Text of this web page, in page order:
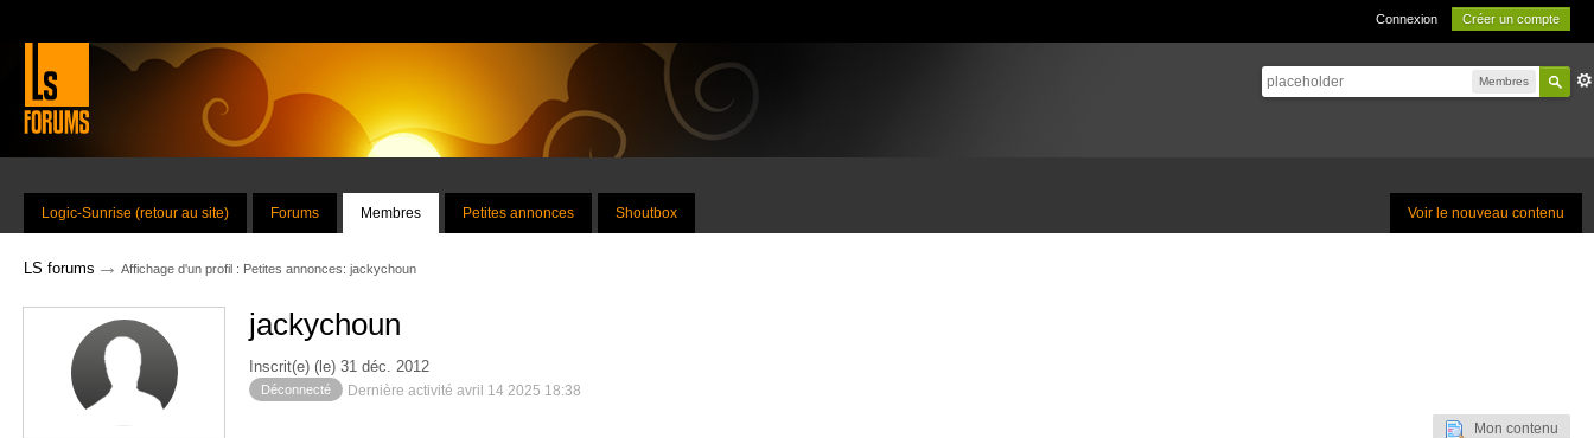
Connexion Créer un compte
Membres
Voir le nouveau contenu
Logic-Sunrise (retour au site) Forums Membres Petites annonces Shoutbox
LS forums → Affichage d'un profil : Petites annonces: jackychoun
jackychoun
Inscrit(e) (le) 31 déc. 2012
Déconnecté Dernière activité avril 14 2025 18:38
Mon contenu